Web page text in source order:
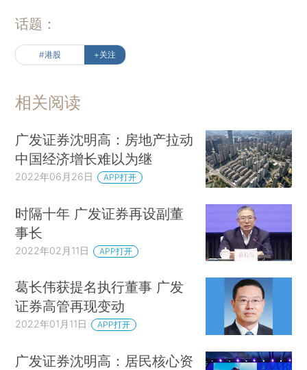
话题：
#港股 +关注
相关阅读
广发证券沈明高：房地产拉动
中国经济增长难以为继
2022年06月26日 APP打开
时隔十年 广发证券再设副董
事长
2022年02月11日 APP打开
葛长伟获提名执行董事 广发
证券高管再现变动
2022年01月11日 APP打开
广发证券沈明高：居民核心资